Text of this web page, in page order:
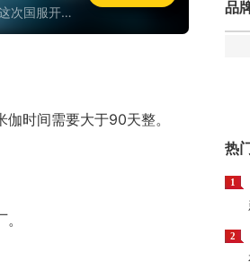
次国服开测
在玩法上并
劲儿，才是
时间需要大于90天整。
品
热
1
2